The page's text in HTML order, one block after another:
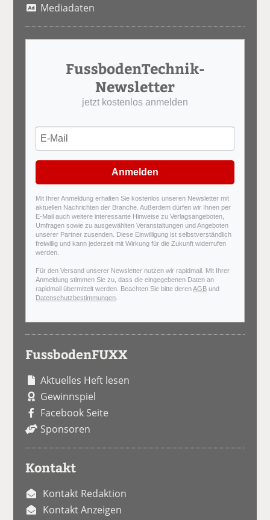
Mediadaten
FussbodenTechnik-
Newsletter
jetzt kostenlos anmelden
Anmelden
Mit Ihrer Anmeldung erhalten Sie kostenlos unseren Newsletter mit
aktuellen Nachrichten der Branche. Außerdem dürfen wir Ihnen per
E-Mail auch weitere interessante Hinweise zu Verlagsangeboten,
Umfragen sowie zu ausgewählten Veranstaltungen und Angeboten
unserer Partner zusenden. Diese Einwilligung ist selbstverständlich
freiwillig und kann jederzeit mit Wirkung für die Zukunft widerrufen
werden.
Für den Versand unserer Newsletter nutzen wir rapidmail. Mit Ihrer
Anmeldung stimmen Sie zu, dass die eingegebenen Daten an
rapidmail übermittelt werden. Beachten Sie bitte derenAGB und
Datenschutzbestimmungen
FussbodenFUXX
Aktuelles Heft lesen
Gewinnspiel
Facebook Seite
Sponsoren
Kontakt
Kontakt Redaktion
Kontakt Anzeigen